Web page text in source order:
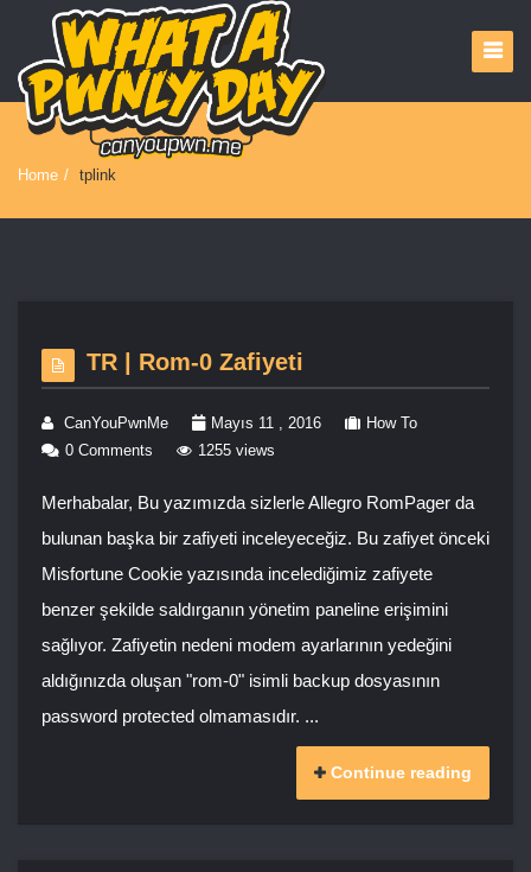
Home / tplink
TR | Rom-0 Zafiyeti
CanYouPwnMe Mayıs 11 , 2016
How To
0 Comments
1255 views
Merhabalar, Bu yazımızda sizlerle Allegro RomPager da
bulunan başka bir zafiyeti inceleyeceğiz. Bu zafiyet önceki
Misfortune Cookie yazısında incelediğimiz zafiyete
benzer şekilde saldırganın yönetim paneline erişimini
sağlıyor. Zafiyetin nedeni modem ayarlarının yedeğini
aldığınızda oluşan "rom-0" isimli backup dosyasının
password protected olmamasıdır. ...
Continue reading